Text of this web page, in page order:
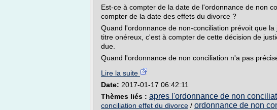
Est-ce à compter de la date de l'ordonnance de non
compter de la date des effets du divorce ?
Quand l'ordonnance de non-conciliation prévoit que
titre onéreux, c'est à compter de cette décision de
due.
Quand l'ordonnance de non conciliation n'a pas
Lire la suite
Date: 2017-01-17 06:42:11
Thèmes liés : apres l'ordonnance de non
conciliation effet du divorce / ordonnance de non